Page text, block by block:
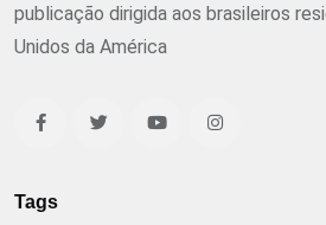
publicação dirigida aos brasileiros
Unidos da América
Tags